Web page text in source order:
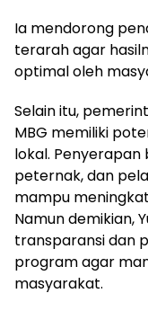
Ia mendorong
terarah agar
optimal oleh
Selain itu,
MBG memiliki
lokal.
peternak, dan
mampu
Namun demikian,
transparansi dan
program agar
masyarakat.